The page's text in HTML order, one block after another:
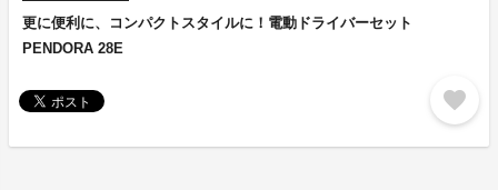
更に便利に、コンパクトスタイルに！電動ドライバーセット
PENDORA 28E
favorite